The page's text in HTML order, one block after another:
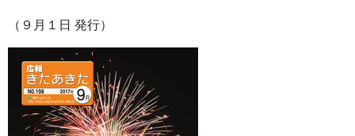
（９月１日 発行）